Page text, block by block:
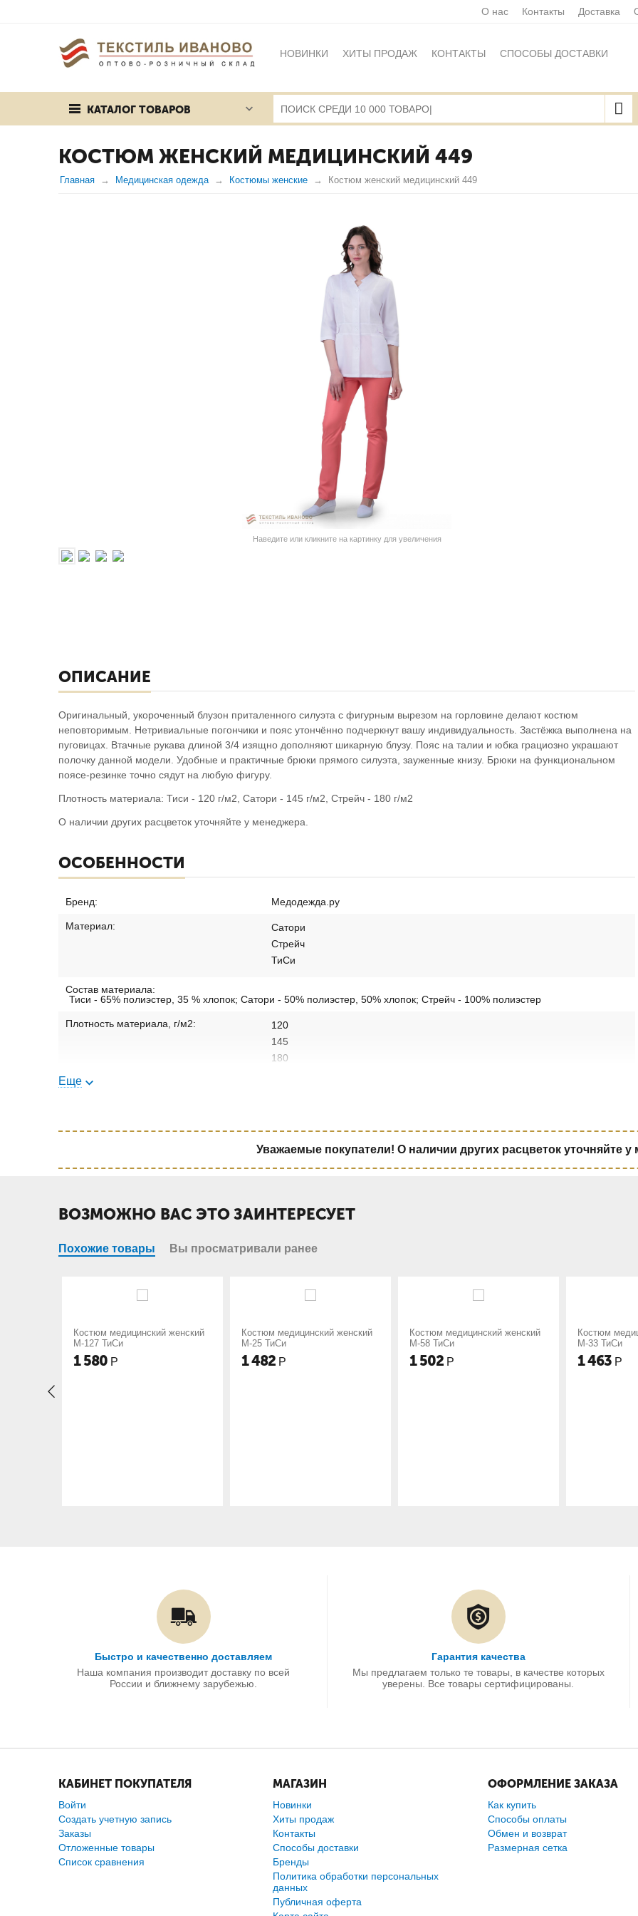
О нас Контакты Доставка
НОВИНКИ ХИТЫ ПРОДАЖ КОНТАКТЫ СПОСОБЫ ДОСТАВКИ
ПУБЛИЧНАЯ ОФЕРТА КАРТА САЙТА
КАТАЛОГ ТОВАРОВ
КОСТЮМ ЖЕНСКИЙ МЕДИЦИНСКИЙ 449
Главная Медицинская одежда Костюмы женские Костюм женский медицинский 449
Наведите или кликните на картинку для увеличения
ОПИСАНИЕ
Оригинальный, укороченный блузон приталенного силуэта с фигурным вырезом на горловине делают костюм
неповторимым. Нетривиальные погончики и пояс утончённо подчеркнут вашу индивидуальность. Застёжка выполнена на
пуговицах. Втачные рукава длиной 3/4 изящно дополняют шикарную блузу. Пояс на талии и юбка грациозно украшают
полочку данной модели. Удобные и практичные брюки прямого силуэта, зауженные книзу. Брюки на функциональном
поясе-резинке точно сядут на любую фигуру.
Плотность материала: Тиси - 120 г/м2, Сатори - 145 г/м2, Стрейч - 180 г/м2
О наличии других расцветок уточняйте у менеджера.
ОСОБЕННОСТИ
Бренд: Медодежда.ру
Материал:
Сатори
Стрейч
ТиСи
Состав материала:
Тиси - 65% полиэстер, 35 % хлопок; Сатори - 50% полиэстер, 50% хлопок; Стрейч - 100% полиэстер
Плотность материала, г/м2:
120
145
180
Еще
Уважаемые покупатели! О наличии других расцветок уточняйте у
ВОЗМОЖНО ВАС ЭТО ЗАИНТЕРЕСУЕТ
Похожие товары Вы просматривали ранее
Костюм медицинский женский
М-25 ТиСи
1 482
Костюм медицинский женский
М-58 ТиСи
1 502
Костюм медицинский женский
М-33 ТиСи
1 463
Костюм
М-65
1 482
Быстро и качественно доставляем
Наша компания производит доставку по всей
России и ближнему зарубежью.
Гарантия качества
Мы предлагаем только те товары, в качестве которых
уверены. Все товары сертифицированы.
КАБИНЕТ ПОКУПАТЕЛЯ
Войти
Создать учетную запись
Заказы
Отложенные товары
Список сравнения
МАГАЗИН
Новинки
Хиты продаж
Контакты
Способы доставки
Бренды
Политика обработки персональных
данных
Публичная оферта
ОФОРМЛЕНИЕ ЗАКАЗА
Как купить
Способы оплаты
Обмен и возврат
Размерная сетка